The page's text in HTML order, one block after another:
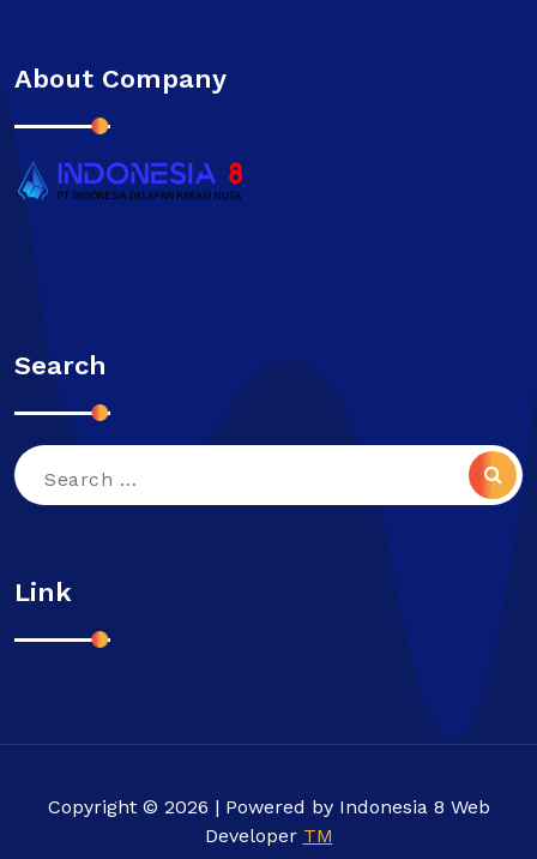
About Company
Search
Search
Link
Copyright © 2026 | Powered by Indonesia 8 Web
Developer TM